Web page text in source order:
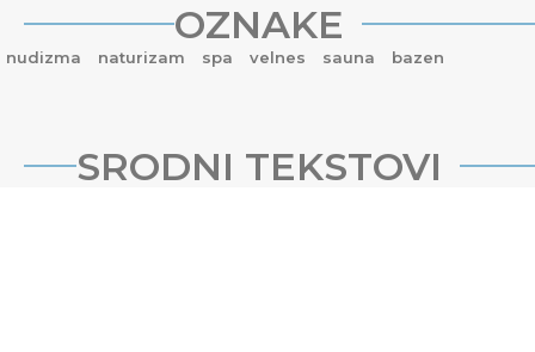
OZNAKE
nudizma naturizam spa velnes sauna bazen
SRODNI TEKSTOVI